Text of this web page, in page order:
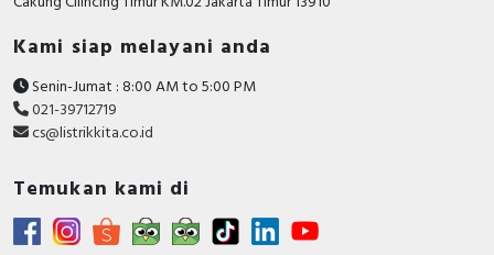
60898 at 230 V
Rated impulse withstand
voltage Uimp
Degree of protection (IP)
Release characteristic D
Kami siap melayani anda
Senin-Jumat : 8:00 AM to 5:00 PM
021-39712719
cs@listrikkita.co.id
Temukan kami di